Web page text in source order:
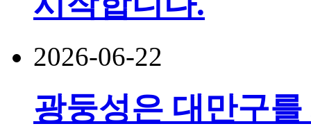
2026-06-22
광둥성은 대만구